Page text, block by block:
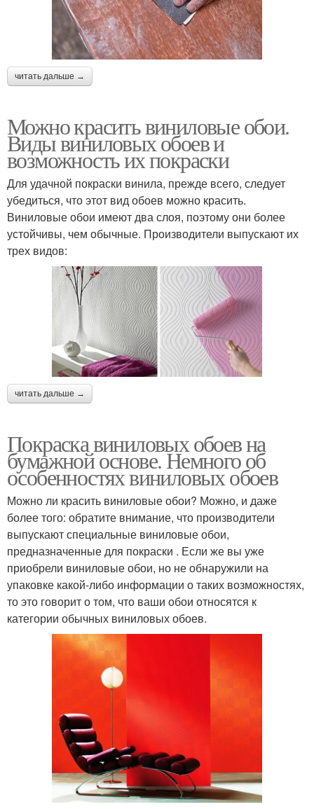
читать дальше →
Можно красить виниловые обои.
Виды виниловых обоев и
возможность их покраски
Для удачной покраски винила, прежде всего, следует
убедиться, что этот вид обоев можно красить.
Виниловые обои имеют два слоя, поэтому они более
устойчивы, чем обычные. Производители выпускают их
трех видов:
читать дальше →
Покраска виниловых обоев на
бумажной основе. Немного об
особенностях виниловых обоев
Можно ли красить виниловые обои? Можно, и даже
более того: обратите внимание, что производители
выпускают специальные виниловые обои,
предназначенные для покраски . Если же вы уже
приобрели виниловые обои, но не обнаружили на
упаковке какой-либо информации о таких возможностях,
то это говорит о том, что ваши обои относятся к
категории обычных виниловых обоев.